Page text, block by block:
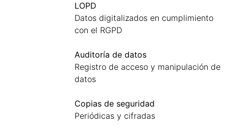
LOPD
Datos digitalizados en cumplimiento
con el RGPD
Auditoría de datos
Registro de acceso y manipulación de
datos
Copias de seguridad
Periódicas y cifradas